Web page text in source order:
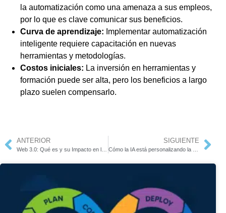
la automatización como una amenaza a sus empleos,
por lo que es clave comunicar sus beneficios.
Curva de aprendizaje: Implementar automatización
inteligente requiere capacitación en nuevas
herramientas y metodologías.
Costos iniciales: La inversión en herramientas y
formación puede ser alta, pero los beneficios a largo
plazo suelen compensarlo.
ANTERIOR SIGUIENTE